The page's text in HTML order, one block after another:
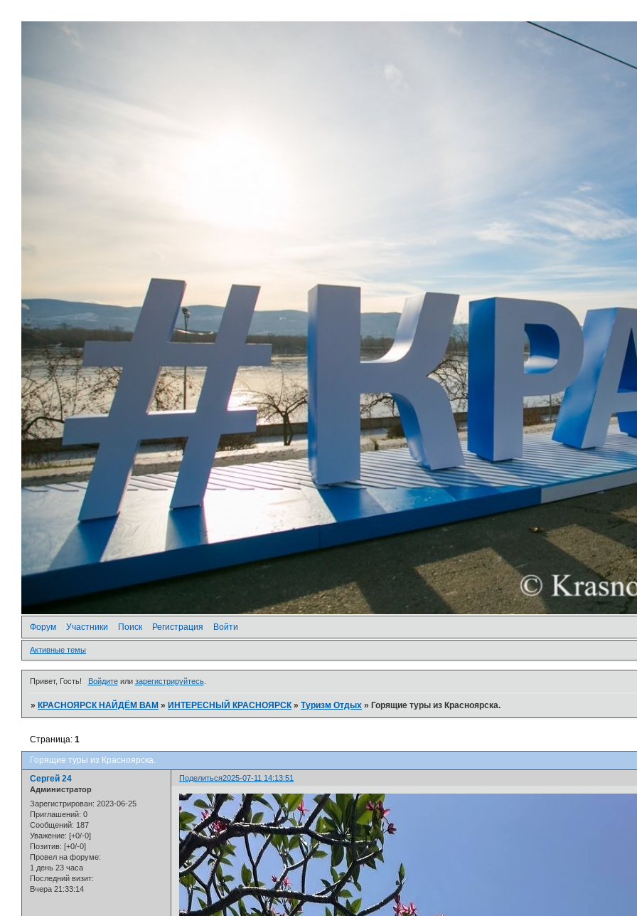
Форум Участники Поиск Регистрация Войти
Активные темы
Привет, Гость! Войдитеили зарегистрируйтесь.
» КРАСНОЯРСК НАЙДЁМ ВАМ » ИНТЕРЕСНЫЙ КРАСНОЯРСК »Туризм Отдых » Горящие туры из Красноярска.
Горящие туры из Красноярска.
Страница:1
Поделиться2025-07-11 14:13:51
Сергей 24
Администратор
Зарегистрирован: 2023-06-25
Приглашений: 0
Сообщений: 187
Уважение: [+0/-0]
Позитив: [+0/-0]
Провел на форуме:
1 день 23 часа
Последний визит:
Вчера 21:33:14